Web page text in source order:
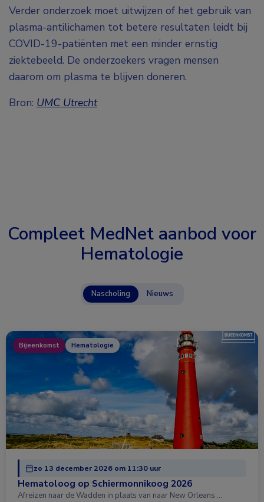
Verder onderzoek moet uitwijzen of het gebruik van
plasma-antilichamen tot betere resultaten leidt bij
COVID-19-patiënten met een minder ernstig
ziektebeeld. De onderzoekers vragen mensen
daarom om plasma te blijven doneren.
Bron: UMC Utrecht
Compleet MedNet aanbod voor
Hematologie
Nascholing Nieuws
Bijeenkomst Hematologie
zo 13 december 2026 om 11:30 uur
Hematoloog op Schiermonnikoog 2026
Afreizen naar de Wadden in plaats van naar New Orleans …